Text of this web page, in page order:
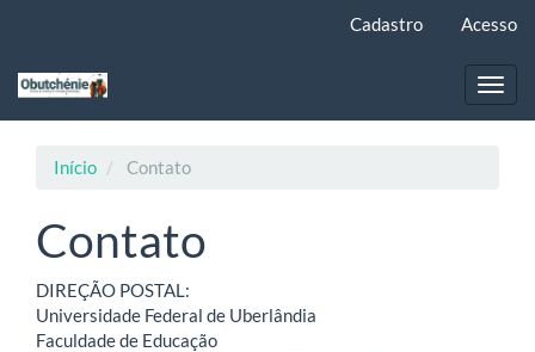
principal
Cadastro Acesso
Início Contato
Contato
DIREÇÃO POSTAL:
Universidade Federal de Uberlândia
Faculdade de Educação